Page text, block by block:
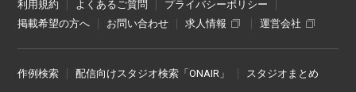
利用規約 よくあるご質問
プライバシーポリシー
掲載希望の方へ
お問い合わせ 求人情報 運営会社
作例検索 配信向けスタジオ検索「ONAIR」 スタジオまとめ